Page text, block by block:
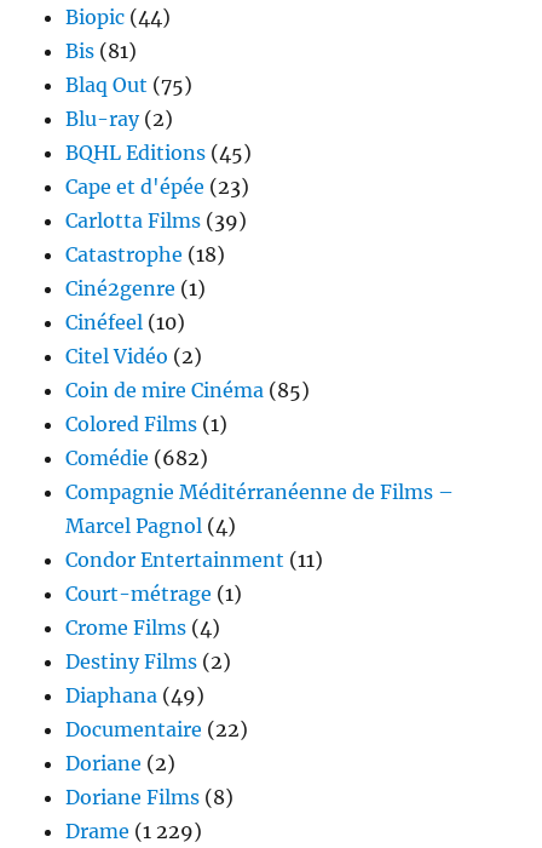
Biopic (44)
Bis (81)
Blaq Out (75)
Blu-ray(2)
BQHL Editions (45)
Cape et d'épée (23)
Carlotta Films (39)
Catastrophe (18)
Ciné2genre (1)
Cinéfeel (10)
Citel Vidéo (2)
Coin de mire Cinéma (85)
Colored Films (1)
Comédie (682)
Compagnie Méditérranéenne de Films –
Marcel Pagnol (4)
Condor Entertainment (11)
Court-métrage (1)
Crome Films (4)
Destiny Films (2)
Diaphana (49)
Documentaire (22)
Doriane (2)
Doriane Films (8)
Drame (1 229)